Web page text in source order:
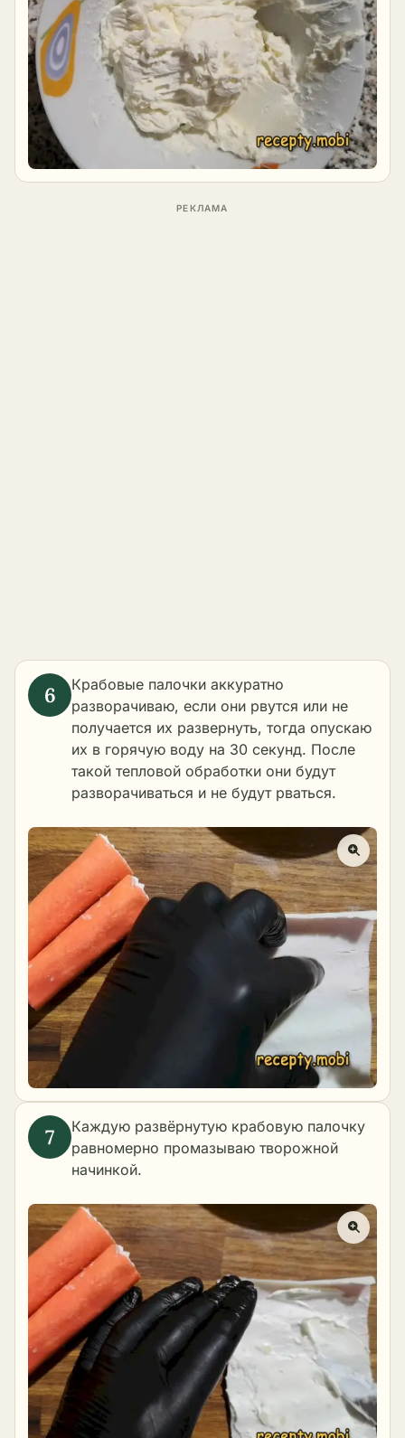
Крабовые палочки аккуратно
разворачиваю, если они рвутся или не
получается их развернуть, тогда опускаю
их в горячую воду на 30 секунд. После
такой тепловой обработки они будут
разворачиваться и не будут рваться.
Каждую развёрнутую крабовую палочку
равномерно промазываю творожной
начинкой.